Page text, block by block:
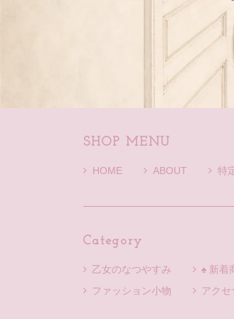
SHOP MENU
HOME ABOUT 特
Category
乙女のなつやすみ ♠ 新着
ファッション小物
アクセ